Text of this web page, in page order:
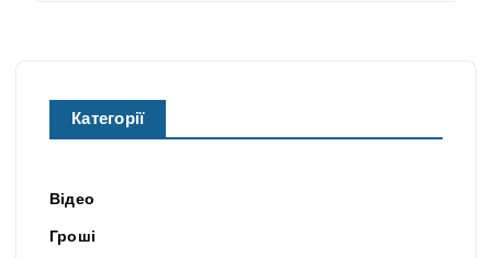
Категорії
Відео
Гроші